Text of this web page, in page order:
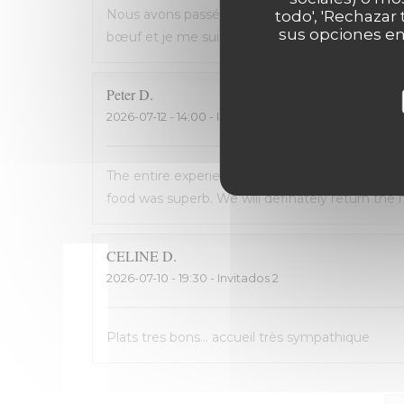
todo',
sus opciones
Nous avons passé une excellente soirée,
bœuf et je me suis régalé. Les frites étaient
PeterD
2026-07-12 - 14:00 - Invitados 2
The entire experience was wonderful: the staff
food was superb. We will definately return the
CELINED
2026-07-10 - 19:30 - Invitados 2
Plats tres bons... accueil très sympathique